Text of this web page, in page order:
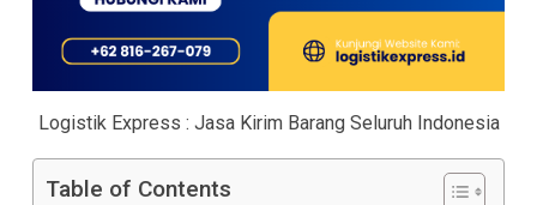
Logistik Express : Jasa Kirim Barang Seluruh Indonesia
Table of Contents